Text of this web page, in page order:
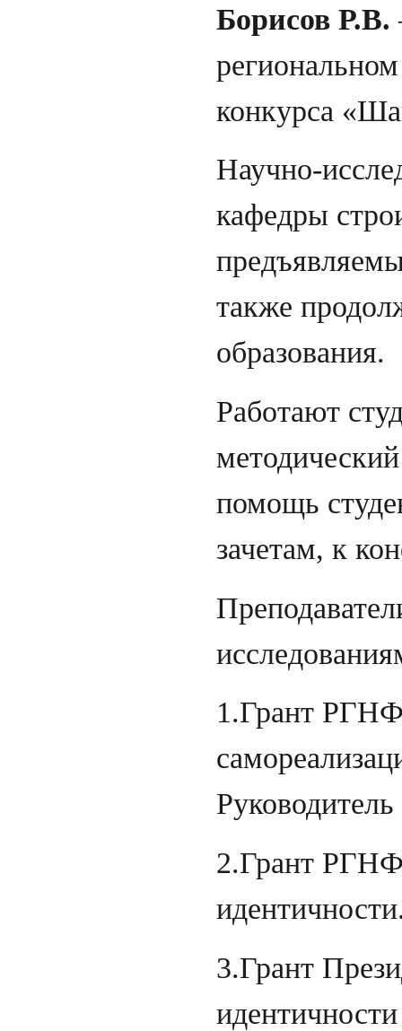
Борисов Р.В.
конкурса
Научно-
кафедры
также
образования.
Работают
помощь
зачетам, к
1.Грант РГНФ
2.Грант РГНФ
3.Грант